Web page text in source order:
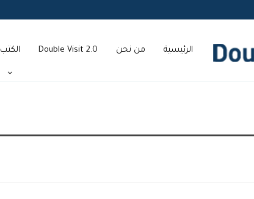
الرئيسية من نحن Double Visit 2.0 الكتب